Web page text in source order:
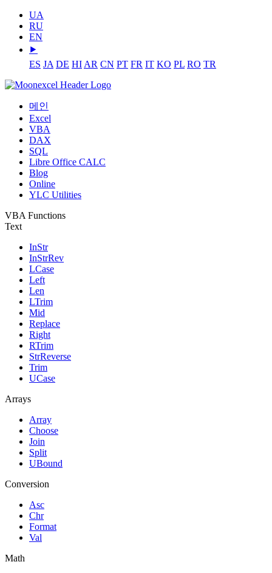
UA
RU
EN
⯈
ES JA DE HI AR CN PT FR IT KO PL RO TR
메인
Excel
VBA
DAX
SQL
Libre Office CALC
Blog
Online
YLC Utilities
VBA Functions
Text
InStr
InStrRev
LCase
Left
Len
LTrim
Mid
Replace
Right
RTrim
StrReverse
Trim
UCase
Arrays
Array
Choose
Join
Split
UBound
Conversion
Asc
Chr
Format
Val
Math